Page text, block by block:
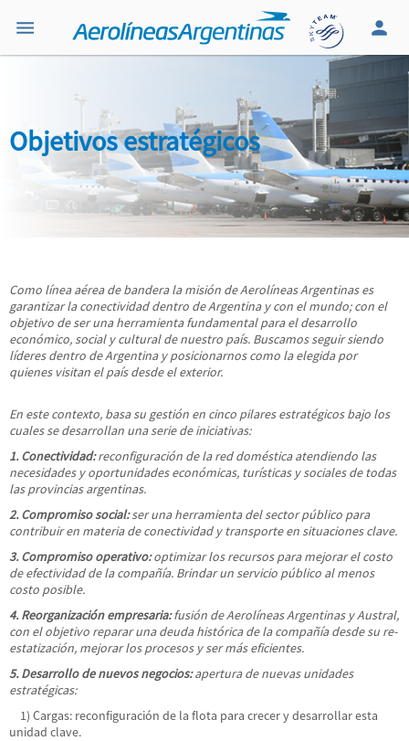
Objetivos estratégicos
Como línea aérea de bandera la misión de Aerolíneas Argentinas es
garantizar la conectividad dentro de Argentina y con el mundo; con el
objetivo de ser una herramienta fundamental para el desarrollo
económico, social y cultural de nuestro país. Buscamos seguir siendo
líderes dentro de Argentina y posicionarnos como la elegida por
quienes visitan el país desde el exterior.
En este contexto, basa su gestión en cinco pilares estratégicos bajo los
cuales se desarrollan una serie de iniciativas:
1. Conectividad:reconfiguración de la red doméstica atendiendo las
necesidades y oportunidades económicas, turísticas y sociales de todas
las provincias argentinas.
2. Compromiso social:ser una herramienta del sector público para
contribuir en materia de conectividad y transporte en situaciones clave.
3. Compromiso operativo:optimizar los recursos para mejorar el costo
de efectividad de la compañía. Brindar un servicio público al menos
costo posible.
4. Reorganización empresaria:fusión de Aerolíneas Argentinas y Austral,
con el objetivo reparar una deuda histórica de la compañía desde su re-
estatización, mejorar los procesos y ser más eficientes.
5. Desarrollo de nuevos negocios:apertura de nuevas unidades
estratégicas:
1) Cargas: reconfiguración de la flota para crecer y desarrollar esta
unidad clave.